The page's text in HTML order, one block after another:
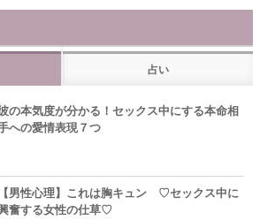
占い
の本気度が分かる！セックス中にする本命相
への愛情表現７つ
【男性心理】これは胸キュン ♡セックス中に
奮する女性の仕草♡